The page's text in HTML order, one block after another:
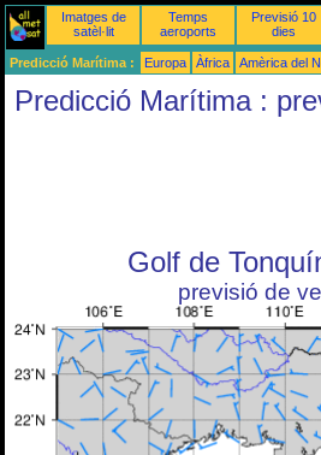
Imatges de
satèl·lit
Temps
aeroports
Previsió 10
dies
Predicció Marítima : Europa Àfrica Amèrica del
Predicció Marítima :
Golf de
previsió de